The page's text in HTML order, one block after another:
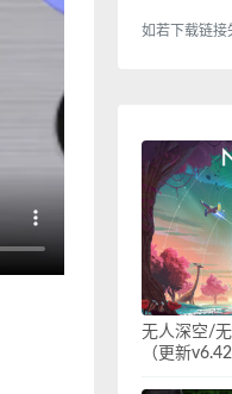
如若下载链接
无人深空/
（更新